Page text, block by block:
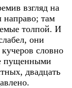
взгляд на
направо; там
толпой. И
они
словно
пущенными
двадцать